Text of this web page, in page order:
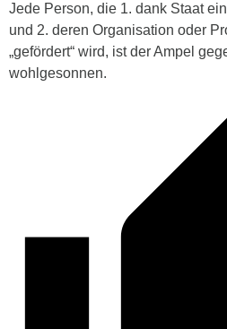
Jede Person, die 1. dank Staat
und 2. deren Organisation oder
„gefördert“ wird, ist der Ampel
wohlgesonnen.